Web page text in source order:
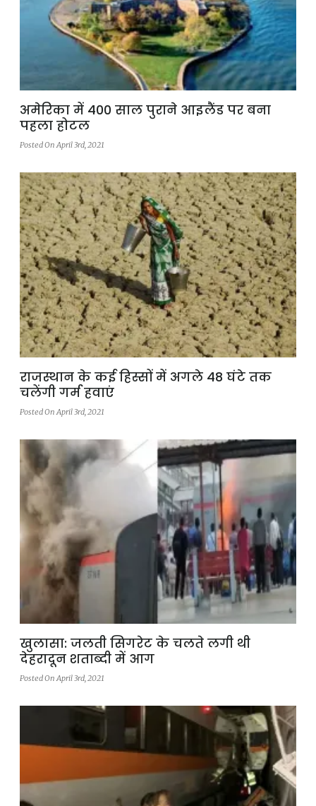
अमेरिका में 400 साल पुराने आइलैंड पर बना
पहला होटल
Posted On April 3rd, 2021
राजस्थान के कई हिस्सों में अगले 48 घंटे तक
चलेंगी गर्म हवाएं
Posted On April 3rd, 2021
खुलासा: जलती सिगरेट के चलते लगी थी
देहरादून शताब्दी में आग
Posted On April 3rd, 2021